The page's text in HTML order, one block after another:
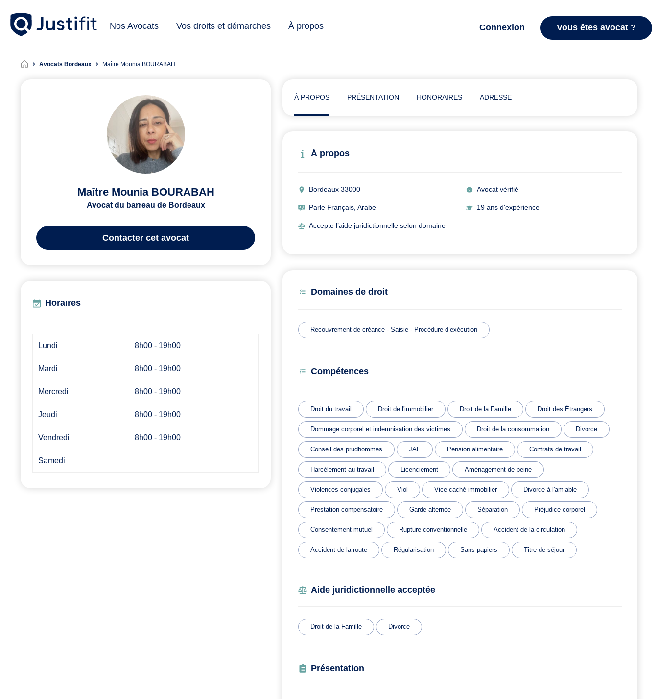
Nos Avocats Vos droits et démarches À propos Connexion Vous êtes avocat ?
Avocats Bordeaux Maître Mounia BOURABAH
Maître Mounia BOURABAH
Avocat du barreau de Bordeaux
Contacter cet avocat
Horaires
Lundi 8h00 - 19h00
Mardi 8h00 - 19h00
Mercredi 8h00 - 19h00
Jeudi 8h00 - 19h00
Vendredi 8h00 - 19h00
Samedi
À PROPOS PRÉSENTATION HONORAIRES ADRESSE
À propos
Bordeaux 33000 Avocat vérifié
Parle Français, Arabe 19 ans d'expérience
Accepte l’aide juridictionnelle selon domaine
Domaines de droit
Recouvrement de créance - Saisie - Procédure d’exécution
Compétences
Droit du travail Droit de l'immobilier Droit de la Famille Droit des Étrangers
Dommage corporel et indemnisation des victimes Droit de la consommation Divorce
Conseil des prudhommes JAF Pension alimentaire Contrats de travail
Harcèlement au travail Licenciement Aménagement de peine
Violences conjugales Viol Vice caché immobilier Divorce à l'amiable
Prestation compensatoire Garde alternée Séparation Préjudice corporel
Consentement mutuel Rupture conventionnelle Accident de la circulation
Accident de la route Régularisation Sans papiers Titre de séjour
Aide juridictionnelle acceptée
Droit de la Famille Divorce
Présentation